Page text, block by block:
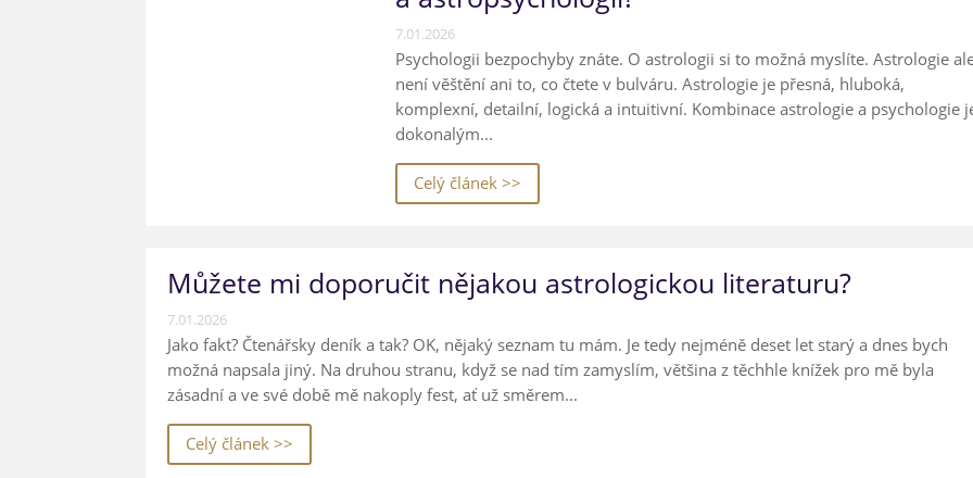
7.01.2026
Psychologii bezpochyby znáte. O astrologii si to možná myslíte. Astrologie
není věštění ani to, co čtete v bulváru. Astrologie je přesná, hluboká,
komplexní, detailní, logická a intuitivní. Kombinace astrologie a psychologie
dokonalým...
Celý článek >>
Můžete mi doporučit nějakou astrologickou literaturu?
7.01.2026
Jako fakt? Čtenářsky deník a tak? OK, nějaký seznam tu mám. Je tedy nejméně deset let starý a dnes bych
možná napsala jiný. Na druhou stranu, když se nad tím zamyslím, většina z těchhle knížek pro mě byla
zásadní a ve své době mě nakoply fest, ať už směrem...
Celý článek >>